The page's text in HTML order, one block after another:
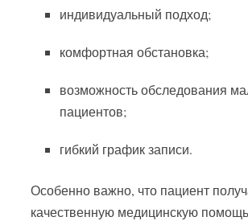
индивидуальный подход;
комфортная обстановка;
возможность обследования
пациентов;
гибкий график записи.
Особенно важно, что пациент
качественную медицинскую